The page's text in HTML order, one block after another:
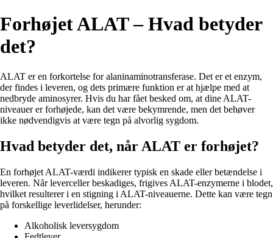
Forhøjet ALAT – Hvad betyder
det?
ALAT er en forkortelse for alaninaminotransferase. Det er et enzym,
der findes i leveren, og dets primære funktion er at hjælpe med at
nedbryde aminosyrer. Hvis du har fået besked om, at dine ALAT-
niveauer er forhøjede, kan det være bekymrende, men det behøver
ikke nødvendigvis at være tegn på alvorlig sygdom.
Hvad betyder det, når ALAT er forhøjet?
En forhøjet ALAT-værdi indikerer typisk en skade eller betændelse i
leveren. Når leverceller beskadiges, frigives ALAT-enzymerne i blodet,
hvilket resulterer i en stigning i ALAT-niveauerne. Dette kan være tegn
på forskellige leverlidelser, herunder:
Alkoholisk leversygdom